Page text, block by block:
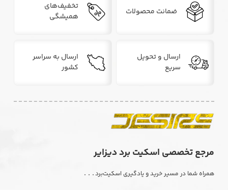
ضمانت محصولات
تخفیف‌های
همیشگی
ارسال و تحویل
سریع
ارسال به سراسر
کشور
مرجع تخصصی اسکیت برد دیزایر
همراه شما در مسیر خرید و یادگیری اسکیت‌برد. . .